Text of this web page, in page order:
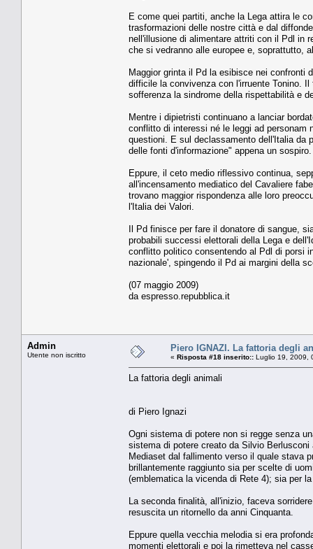
E come quei partiti, anche la Lega attira le
trasformazioni delle nostre città e dal
nell'illusione di alimentare attriti con il Pdl in
che si vedranno alle europee e, soprattutto,
Maggior grinta il Pd la esibisce nei confronti
difficile la convivenza con l'irruente Tonino.
sofferenza la sindrome della rispettabilità e
Mentre i dipietristi continuano a lanciar
conflitto di interessi né le leggi ad personam
questioni. E sul declassamento dell'Italia da
delle fonti d'informazione" appena un sospiro.
Eppure, il ceto medio riflessivo continua,
all'incensamento mediatico del Cavaliere
trovano maggior rispondenza alle loro
l'Italia dei Valori.
Il Pd finisce per fare il donatore di sangue,
probabili successi elettorali della Lega e
conflitto politico consentendo al Pdl di porsi
nazionale', spingendo il Pd ai margini della
(07 maggio 2009)
da espresso.repubblica.it
Admin
Utente non iscritto
Piero IGNAZI. La fattoria degli
« Risposta #18 inserito:: Luglio 19, 2009,
La fattoria degli animali
di Piero Ignazi
Ogni sistema di potere non si regge senza
sistema di potere creato da Silvio
Mediaset dal fallimento verso il quale stava
brillantemente raggiunto sia per scelte di
(emblematica la vicenda di Rete 4); sia per
La seconda finalità, all'inizio, faceva
resuscita un ritornello da anni Cinquanta.
Eppure quella vecchia melodia si era
momenti elettorali e poi la rimetteva nel